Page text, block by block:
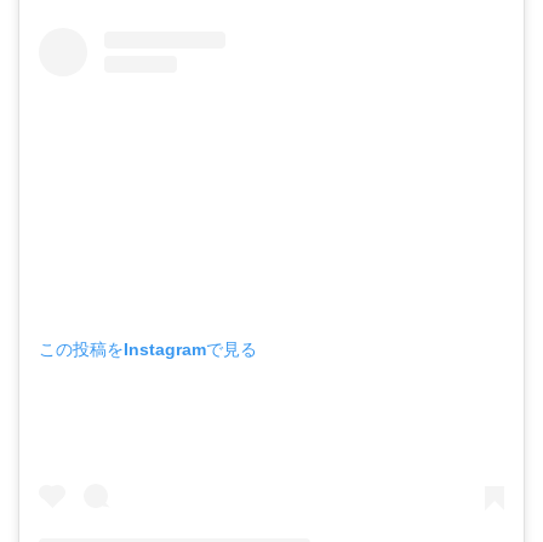
この投稿をInstagramで見る